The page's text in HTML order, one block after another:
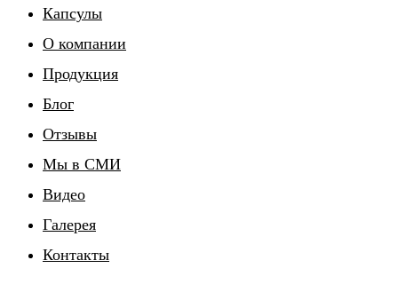
Капсулы
О компании
Продукция
Блог
Отзывы
Мы в СМИ
Видео
Галерея
Контакты